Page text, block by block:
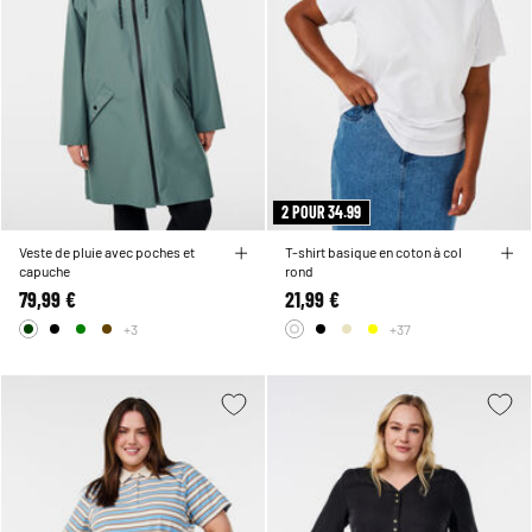
Veste de pluie avec poches et
capuche
79,99 €
+3
2 POUR 34.99
T-shirt basique en coton à col
rond
21,99 €
+37